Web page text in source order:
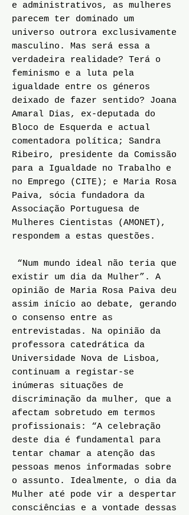
e administrativos, as mulheres
parecem ter dominado um
universo outrora exclusivamente
masculino. Mas será essa a
verdadeira realidade? Terá o
feminismo e a luta pela
igualdade entre os géneros
deixado de fazer sentido? Joana
Amaral Dias, ex-deputada do
Bloco de Esquerda e actual
comentadora política; Sandra
Ribeiro, presidente da Comissão
para a Igualdade no Trabalho e
no Emprego (CITE); e Maria Rosa
Paiva, sócia fundadora da
Associação Portuguesa de
Mulheres Cientistas (AMONET),
respondem a estas questões.
“Num mundo ideal não teria que
existir um dia da Mulher”. A
opinião de Maria Rosa Paiva deu
assim início ao debate, gerando
o consenso entre as
entrevistadas. Na opinião da
professora catedrática da
Universidade Nova de Lisboa,
continuam a registar-se
inúmeras situações de
discriminação da mulher, que a
afectam sobretudo em termos
profissionais: “A celebração
deste dia é fundamental para
tentar chamar a atenção das
pessoas menos informadas sobre
o assunto. Idealmente, o dia da
Mulher até pode vir a despertar
consciências e a vontade dessas